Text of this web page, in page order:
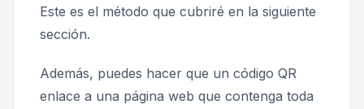
Este es el método que cubriré en la siguiente
sección.
Además, puedes hacer que un código QR
enlace a una página web que contenga toda